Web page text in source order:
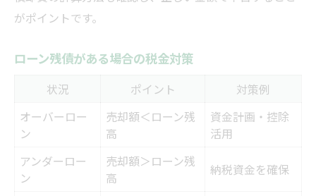
がポイントです。
ローン残債がある場合の税金対策
状況 ポイント
対策例
オーバーロー
ン
売却額＜ローン残
高
資金計画・控除
活用
アンダーロー
ン
売却額＞ローン残
高
納税資金を確保